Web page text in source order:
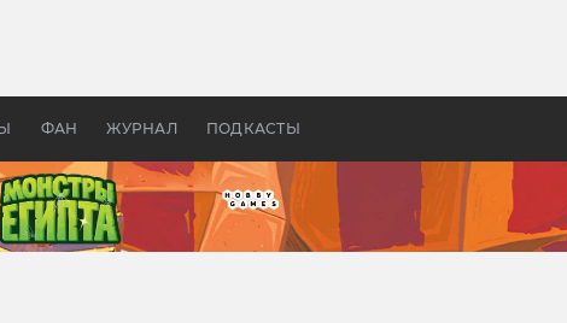
ФАН ЖУРНАЛ ПОДКАСТЫ
Древней Грецией
фильмы себя